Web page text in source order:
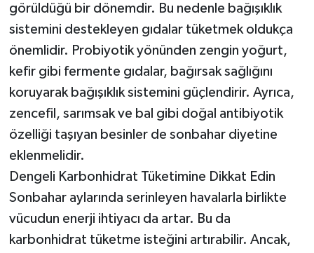
görüldüğü bir dönemdir. Bu nedenle bağışıklık
sistemini destekleyen gıdalar tüketmek oldukça
önemlidir. Probiyotik yönünden zengin yoğurt,
kefir gibi fermente gıdalar, bağırsak sağlığını
koruyarak bağışıklık sistemini güçlendirir. Ayrıca,
zencefil, sarımsak ve bal gibi doğal antibiyotik
özelliği taşıyan besinler de sonbahar diyetine
eklenmelidir.
Dengeli Karbonhidrat Tüketimine Dikkat Edin
Sonbahar aylarında serinleyen havalarla birlikte
vücudun enerji ihtiyacı da artar. Bu da
karbonhidrat tüketme isteğini artırabilir. Ancak,